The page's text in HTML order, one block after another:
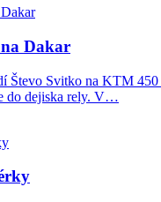
Dakar
Števo Svitko na KTM
do dejiska rely. V…